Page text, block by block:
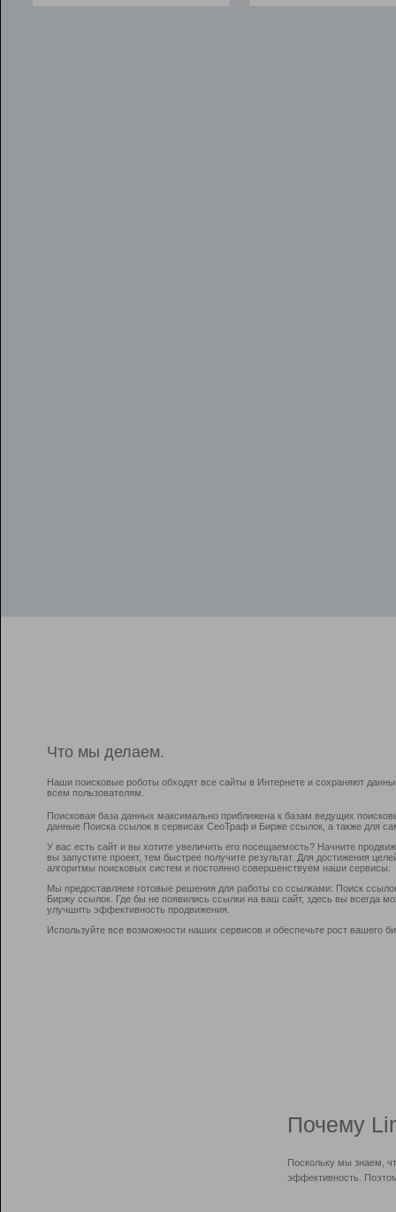
Что мы делаем.
Наши поисковые роботы обходят все сайты в Интернете и сохраняют
всем пользователям.
Поисковая база данных максимально приближена к базам ведущих
данные Поиска ссылок в сервисах СеоТраф и Бирже ссылок, а также для
У вас есть сайт и вы хотите увеличить его посещаемость? Начните
вы запустите проект, тем быстрее получите результат. Для достижения
алгоритмы поисковых систем и постоянно совершенствуем наши сервисы.
Мы предоставляем готовые решения для работы со ссылками: Поиск
Биржу ссылок. Где бы не появились ссылки на ваш сайт, здесь вы всегда
улучшить эффективность продвижения.
Используйте все возможности наших сервисов и обеспечьте рост вашего
Почему
Поскольку мы знаем,
эффективность.